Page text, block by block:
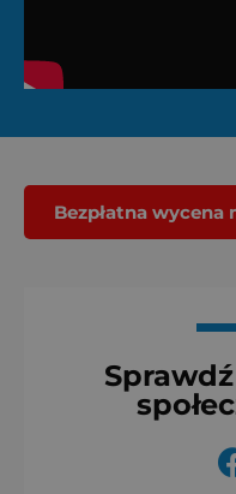
Bezpłatna wycena